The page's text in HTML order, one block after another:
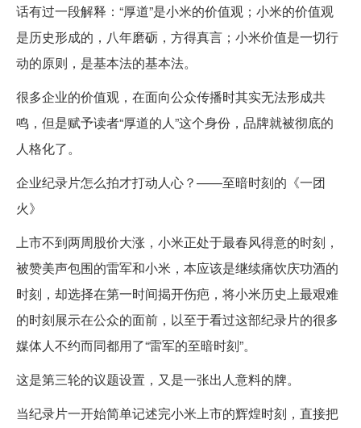
话有过一段解释：“厚道”是小米的价值观；小米的价值观
是历史形成的，八年磨砺，方得真言；小米价值是一切行
动的原则，是基本法的基本法。
很多企业的价值观，在面向公众传播时其实无法形成共
鸣，但是赋予读者“厚道的人”这个身份，品牌就被彻底的
人格化了。
企业纪录片怎么拍才打动人心？——至暗时刻的《一团
火》
上市不到两周股价大涨，小米正处于最春风得意的时刻，
被赞美声包围的雷军和小米，本应该是继续痛饮庆功酒的
时刻，却选择在第一时间揭开伤疤，将小米历史上最艰难
的时刻展示在公众的面前，以至于看过这部纪录片的很多
媒体人不约而同都用了“雷军的至暗时刻”。
这是第三轮的议题设置，又是一张出人意料的牌。
当纪录片一开始简单记述完小米上市的辉煌时刻，直接把